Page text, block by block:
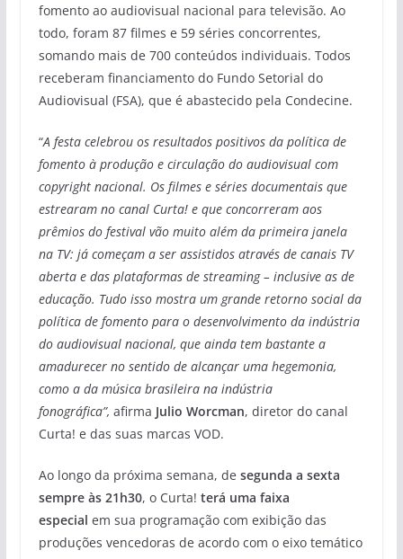
fomento ao audiovisual nacional para televisão. Ao
todo, foram 87 filmes e 59 séries concorrentes,
somando mais de 700 conteúdos individuais. Todos
receberam financiamento do Fundo Setorial do
Audiovisual (FSA), que é abastecido pela Condecine.
“A festa celebrou os resultados positivos da política de
fomento à produção e circulação do audiovisual com
copyright nacional. Os filmes e séries documentais que
estrearam no canal Curta! e que concorreram aos
prêmios do festival vão muito além da primeira janela
na TV: já começam a ser assistidos através de canais TV
aberta e das plataformas de streaming – inclusive as de
educação. Tudo isso mostra um grande retorno social da
política de fomento para o desenvolvimento da indústria
do audiovisual nacional, que ainda tem bastante a
amadurecer no sentido de alcançar uma hegemonia,
como a da música brasileira na indústria
fonográfica”, afirma Julio Worcman, diretor do canal
Curta! e das suas marcas VOD.
Ao longo da próxima semana, de segunda a sexta
sempre às 21h30, o Curta! terá uma faixa
especial em sua programação com exibição das
produções vencedoras de acordo com o eixo temático